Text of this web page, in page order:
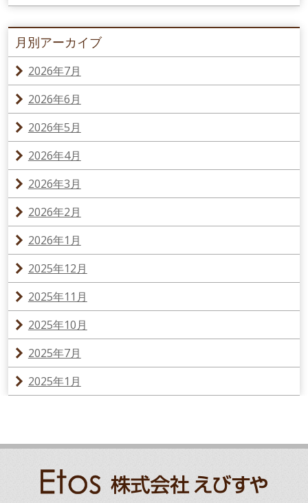
月別アーカイブ
2026年7月
2026年6月
2026年5月
2026年4月
2026年3月
2026年2月
2026年1月
2025年12月
2025年11月
2025年10月
2025年7月
2025年1月